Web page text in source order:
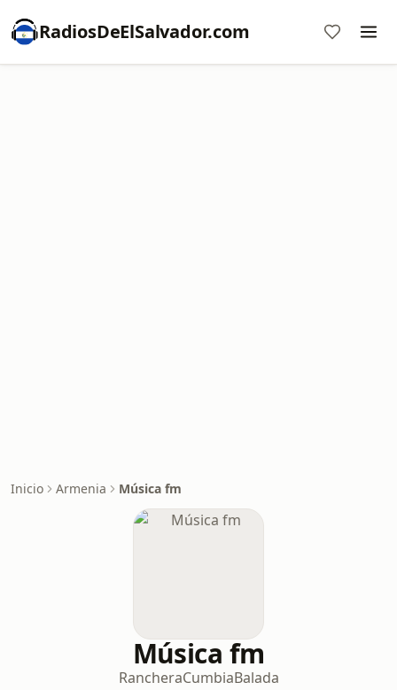
RadiosDeElSalvador.com
Inicio Armenia Música fm
Música fm
RancheraCumbiaBalada